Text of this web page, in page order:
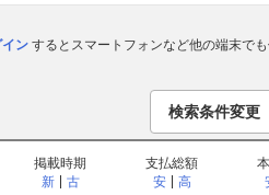
ンするとスマートフォンなど他の端末で
検索条件変更
掲載時期
新
古
支払総額
安
高